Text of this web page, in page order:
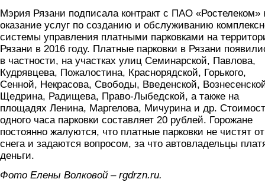
Мэрия Рязани подписала контракт с ПАО «Ростелеком»
оказание услуг по созданию и обслуживанию
системы управления платными парковками на
Рязани в 2016 году. Платные парковки в Рязани
в частности, на участках улиц Семинарской, Павлова,
Кудрявцева, Пожалостина, Краснорядской, Горького,
Сенной, Некрасова, Свободы, Введенской,
Щедрина, Радищева, Право-Лыбедской, а также на
площадях Ленина, Маргелова, Мичурина и др.
одного часа парковки составляет 20 рублей. Горожане
постоянно жалуются, что платные парковки не чистят от
снега и задаются вопросом, за что автовладельцы
деньги.
Фото Елены Волковой – rgdrzn.ru.